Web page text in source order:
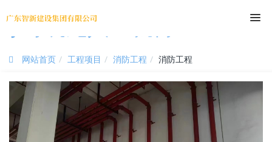
尊时凯龙人生就博
网站首页 工程项目 消防工程 消防工程